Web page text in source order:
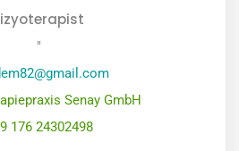
"
Senay GmbH
176 24302498